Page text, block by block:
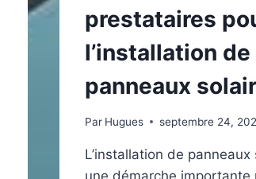
prestataires
l’installation de
panneaux
Par Hugues septembre 24,
L’installation de
une démarche importante